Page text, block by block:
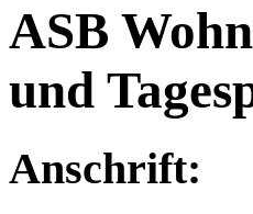
ASB
und
Anschrift: